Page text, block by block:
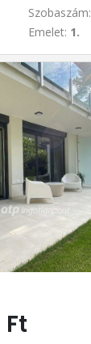
Szobaszám:
Emelet: 1.
Ft